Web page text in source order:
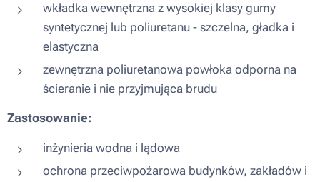
wkładka wewnętrzna z wysokiej klasy gumy
syntetycznej lub poliuretanu - szczelna, gładka i
elastyczna
zewnętrzna poliuretanowa powłoka odporna na
ścieranie i nie przyjmująca brudu
Zastosowanie:
inżynieria wodna i lądowa
ochrona przeciwpożarowa budynków, zakładów i